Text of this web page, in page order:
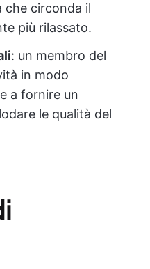
che circonda il
più rilassato.
: un membro del
in modo
a fornire un
le qualità del